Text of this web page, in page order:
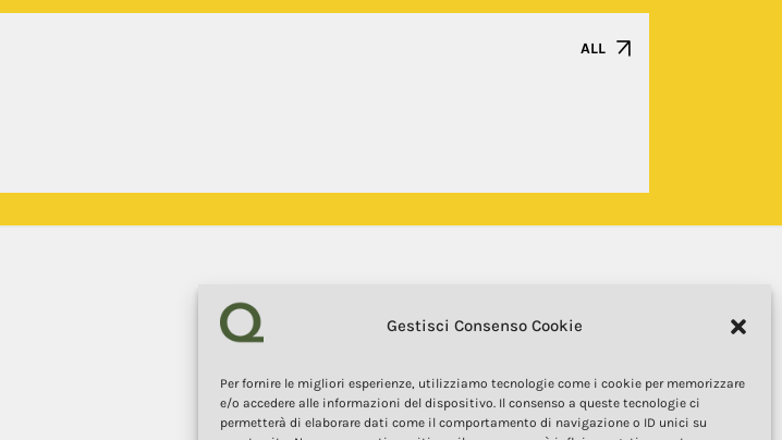
Gestisci Consenso Cookie
Per fornire le migliori esperienze, utilizziamo tecnologie come i cookie per memorizzare
e/o accedere alle informazioni del dispositivo. Il consenso a queste tecnologie ci
permetterà di elaborare dati come il comportamento di navigazione o ID unici su
ALL
COPYRIGHT 2025